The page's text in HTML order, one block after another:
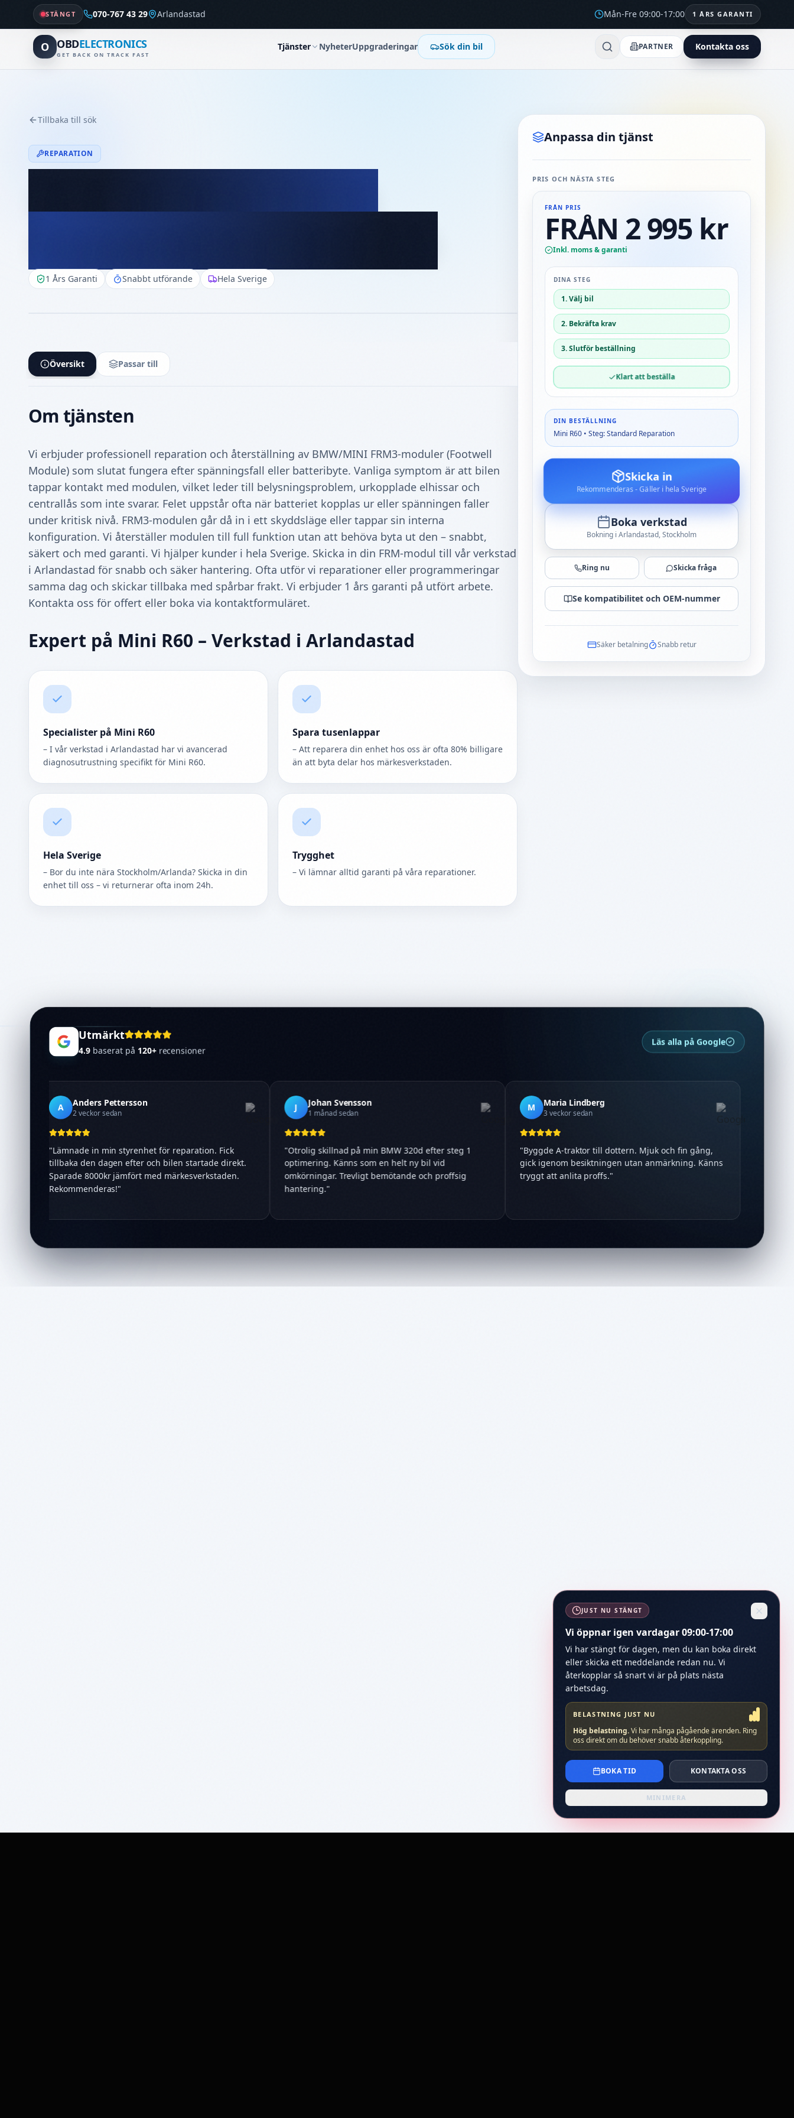
STÄNGT 070-767 43 29 Arlandastad Mån-Fre 09:00-17:00 1 ÅRS GARANTI
O OBDELECTRONICS
GET BACK ON TRACK FAST
Tjänster NyheterUppgraderingar Sök din bil PARTNER Kontakta oss
JUST NU STÄNGT
Vi öppnar igen vardagar 09:00-17:00
Vi har stängt för dagen, men du kan boka direkt
eller skicka ett meddelande redan nu. Vi
återkopplar så snart vi är på plats nästa
arbetsdag.
BELASTNING JUST NU
Hög belastning.Vi har många pågående ärenden. Ring
oss direkt om du behöver snabb återkoppling.
BOKA TID KONTAKTA OSS
MINIMERA
Tillbaka till sök
REPARATION
BMW/MINI FRM3
1 Års Garanti Snabbt utförande Hela Sverige
Översikt Passar till
Om tjänsten
Vi erbjuder professionell reparation och återställning av BMW/MINI FRM3‑moduler (Footwell
Module) som slutat fungera efter spänningsfall eller batteribyte. Vanliga symptom är att bilen
tappar kontakt med modulen, vilket leder till belysningsproblem, urkopplade elhissar och
centrallås som inte svarar. Felet uppstår ofta när batteriet kopplas ur eller spänningen faller
under kritisk nivå. FRM3‑modulen går då in i ett skyddsläge eller tappar sin interna
konfiguration. Vi återställer modulen till full funktion utan att behöva byta ut den – snabbt,
säkert och med garanti. Vi hjälper kunder i hela Sverige. Skicka in din FRM-modul till vår verkstad
i Arlandastad för snabb och säker hantering. Ofta utför vi reparationer eller programmeringar
samma dag och skickar tillbaka med spårbar frakt. Vi erbjuder 1 års garanti på utfört arbete.
Kontakta oss för offert eller boka via kontaktformuläret.
Expert på Mini R60 – Verkstad i Arlandastad
Specialister på Mini R60
– I vår verkstad i Arlandastad har vi avancerad
diagnosutrustning specifikt för Mini R60.
Spara tusenlappar
– Att reparera din enhet hos oss är ofta 80% billigare
än att byta delar hos märkesverkstaden.
Hela Sverige
– Bor du inte nära Stockholm/Arlanda? Skicka in din
enhet till oss – vi returnerar ofta inom 24h.
Trygghet
– Vi lämnar alltid garanti på våra reparationer.
Anpassa din tjänst
PRIS OCH NÄSTA STEG
FRÅN PRIS
FRÅN 2 995 kr
Inkl. moms & garanti
DINA STEG
1. Välj bil
2. Bekräfta krav
3. Slutför beställning
Klart att beställa
DIN BESTÄLLNING
Mini R60 • Steg: Standard Reparation
Skicka in
Rekommenderas - Gäller i hela Sverige
Boka verkstad
Bokning i Arlandastad, Stockholm
Ring nu Skicka fråga
Se kompatibilitet och OEM-nummer
Säker betalning Snabb retur
Utmärkt
4.9baserat på 120+recensioner
Läs alla på Google
A Anders Pettersson
2 veckor sedan
Lämnade in min styrenhet för reparation. Fick
tillbaka den dagen efter och bilen startade direkt.
Sparade 8000kr jämfört med märkesverkstaden.
Rekommenderas!"
Johan Svensson
1 månad sedan
Otrolig skillnad på min BMW 320d efter steg 1
optimering. Känns som en helt ny bil vid
omkörningar. Trevligt bemötande och proffsig
hantering."
M Maria Lindberg
3 veckor sedan
Byggde A-traktor till dottern. Mjuk och fin gång,
gick igenom besiktningen utan anmärkning. Känns
tryggt att anlita proffs."